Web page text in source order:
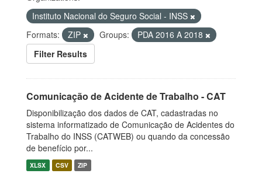
Instituto Nacional do Seguro Social - INSS
Formats:
ZIP Groups:
PDA 2016 A 2018
Filter Results
Comunicação de Acidente de Trabalho - CAT
Disponibilização dos dados de CAT, cadastradas no
sistema informatizado de Comunicação de Acidentes do
Trabalho do INSS (CATWEB) ou quando da concessão
de benefício por...
XLSX CSV ZIP